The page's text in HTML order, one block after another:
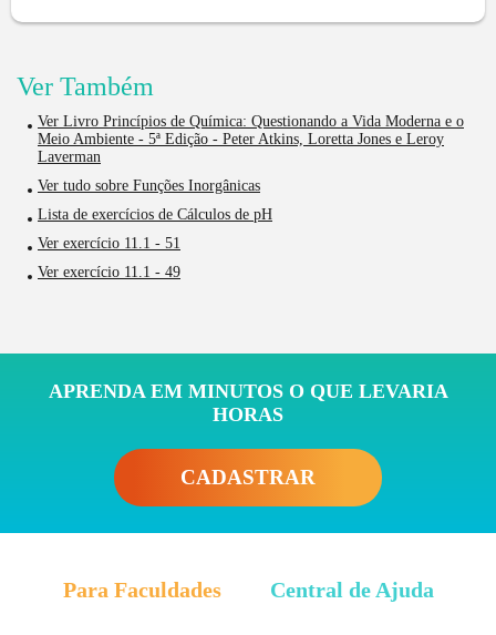
Ver Também
Ver Livro Princípios de Química: Questionando a Vida Moderna e o
Meio Ambiente - 5ª Edição - Peter Atkins, Loretta Jones e Leroy
Laverman
Ver tudo sobre Funções Inorgânicas
Lista de exercícios de Cálculos de pH
Ver exercício 11.1 - 51
Ver exercício 11.1 - 49
APRENDA EM MINUTOS O QUE LEVARIA
HORAS
CADASTRAR
Para Faculdades Central de Ajuda